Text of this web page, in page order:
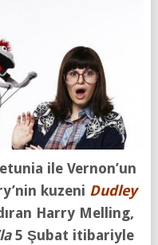
ile Vernon’un
kuzeni Dudley
Harry Melling,
5 Şubat itibariyle